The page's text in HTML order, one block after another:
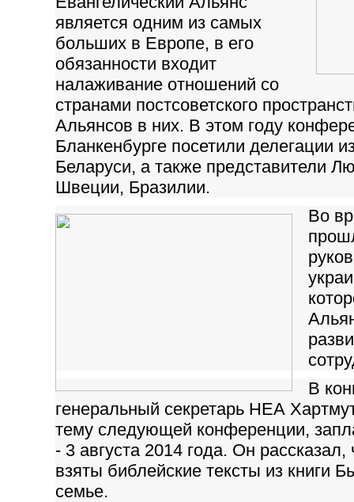
является одним из самых
больших в Европе, в его
обязанности входит
налаживание отношений со
странами постсоветского
Альянсов в них. В этом году
Бланкенбурге посетили делегации
Беларуси, а также представители
Швеции, Бразилии.
Во
В
генеральный секретарь НЕА
тему следующей конференции,
- 3 августа 2014 года. Он рассказал,
взяты библейские тексты из книги
семье.